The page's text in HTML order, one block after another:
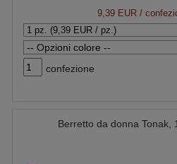
9,39 EUR /
confezione
Berretto da donna Tonak,